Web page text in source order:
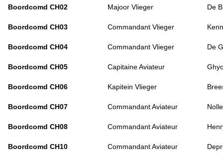
Boordcomd CH02 Majoor Vlieger De
Boordcomd CH03 Commandant Vlieger
Boordcomd CH04 Commandant Vlieger De
Boordcomd CH05 Capitaine Aviateur
Boordcomd CH06 Kapitein Vlieger
Boordcomd CH07 Commandant Aviateur
Boordcomd CH08 Commandant Aviateur
Boordcomd CH10 Commandant Aviateur